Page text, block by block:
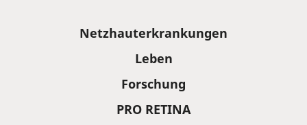
Netzhauterkrankungen
Leben
Forschung
PRO RETINA